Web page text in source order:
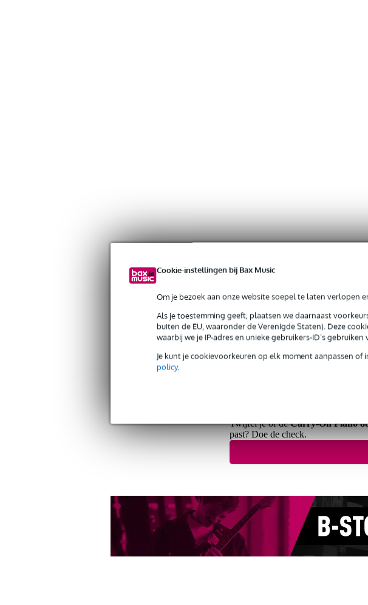
Cookie-instellingen bij Bax Music
Om je bezoek aan onze website soepel te laten verlopen
Als je toestemming geeft, plaatsen we daarnaast
buiten de EU, waaronder de Verenigde Staten). Deze
waarbij we je IP-adres en unieke gebruikers-ID’s
Je kunt je cookievoorkeuren op elk moment aanpassen
policy.
Gratis verzending vanaf € 99,-
30 dagen 'niet goed geld terug' garantie
Twijfel je of deCarry-On Piano
past? Doe de check.